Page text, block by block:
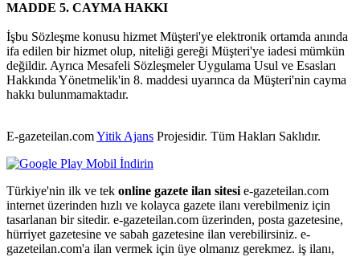
MADDE 5. CAYMA HAKKI
İşbu Sözleşme konusu hizmet Müşteri'ye elektronik ortamda anında
ifa edilen bir hizmet olup, niteliği gereği Müşteri'ye iadesi mümkün
değildir. Ayrıca Mesafeli Sözleşmeler Uygulama Usul ve Esasları
Hakkında Yönetmelik'in 8. maddesi uyarınca da Müşteri'nin cayma
hakkı bulunmamaktadır.
E-gazeteilan.comYitik Ajans Projesidir. Tüm Hakları Saklıdır.
Türkiye'nin ilk ve tek online gazete ilan sitesi e-gazeteilan.com
internet üzerinden hızlı ve kolayca gazete ilanı verebilmeniz için
tasarlanan bir sitedir. e-gazeteilan.com üzerinden, posta gazetesine,
hürriyet gazetesine ve sabah gazetesine ilan verebilirsiniz. e-
gazeteilan.com'a ilan vermek için üye olmanız gerekmez. iş ilanı,